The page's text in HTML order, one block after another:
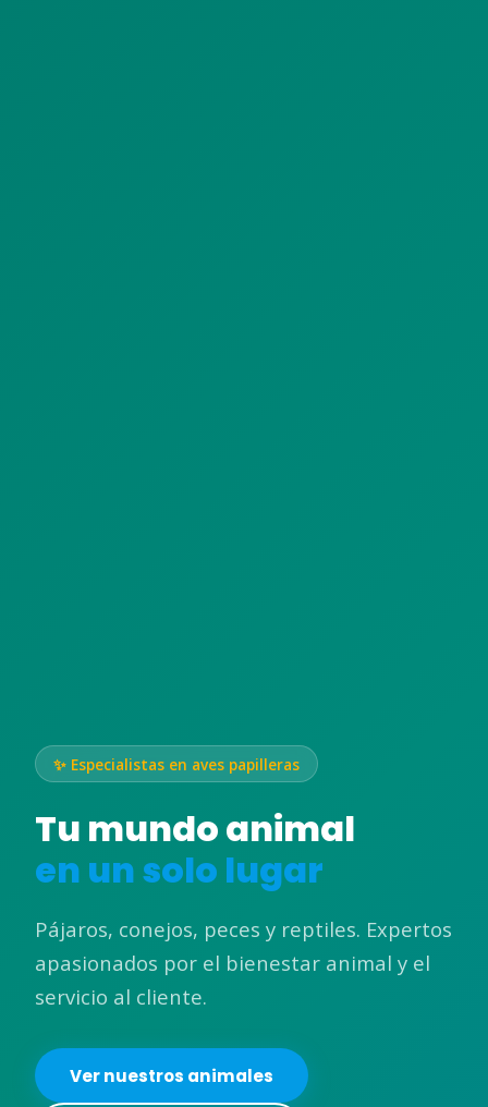
✨ Especialistas en aves papilleras
Tu mundo animal
en un solo lugar
Pájaros, conejos, peces y reptiles. Expertos
apasionados por el bienestar animal y el
servicio al cliente.
Ver nuestros animales